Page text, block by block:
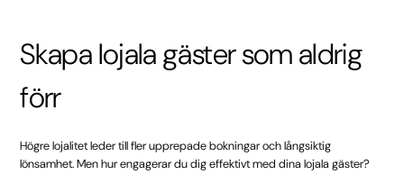
Skapa lojala gäster som aldrig
förr
Högre lojalitet leder till fler upprepade bokningar och långsiktig
lönsamhet. Men hur engagerar du dig effektivt med dina lojala gäster?